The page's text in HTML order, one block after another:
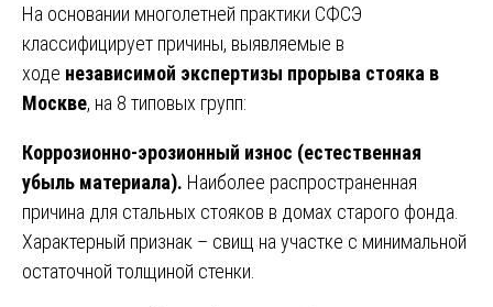
На основании многолетней практики СФСЭ
классифицирует причины, выявляемые в
ходе независимой экспертизы прорыва стояка в
Москве, на 8 типовых групп:
Коррозионно-эрозионный износ (естественная
убыль материала). Наиболее распространенная
причина для стальных стояков в домах старого фонда.
Характерный признак – свищ на участке с минимальной
остаточной толщиной стенки.